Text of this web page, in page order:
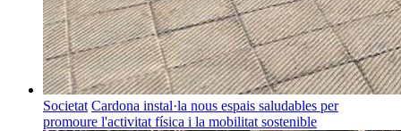
Societat Cardona instal·la nous espais saludables per
promoure l'activitat física i la mobilitat sostenible